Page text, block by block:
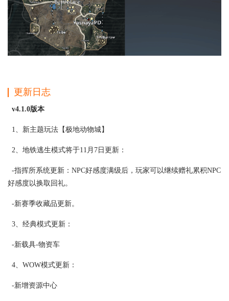
更新日志
v4.1.0版本
1、新主题玩法【极地动物城】
2、地铁逃生模式将于11月7日更新：
-指挥所系统更新：NPC好感度满级后，玩家可以继续赠礼累积NPC
好感度以换取回礼。
-新赛季收藏品更新。
3、经典模式更新：
-新载具-物资车
4、WOW模式更新：
-新增资源中心